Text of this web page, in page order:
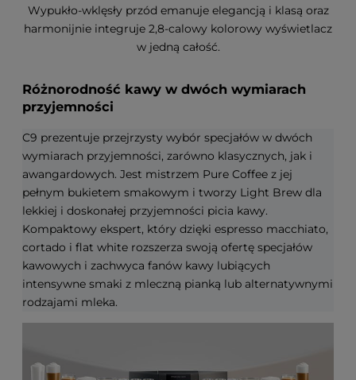
Wypukło-wklęsły przód emanuje elegancją i klasą oraz
harmonijnie integruje 2,8-calowy kolorowy wyświetlacz
w jedną całość.
Różnorodność kawy w dwóch wymiarach
przyjemności
C9 prezentuje przejrzysty wybór specjałów w dwóch
wymiarach przyjemności, zarówno klasycznych, jak i
awangardowych. Jest mistrzem Pure Coffee z jej
pełnym bukietem smakowym i tworzy Light Brew dla
lekkiej i doskonałej przyjemności picia kawy.
Kompaktowy ekspert, który dzięki espresso macchiato,
cortado i flat white rozszerza swoją ofertę specjałów
kawowych i zachwyca fanów kawy lubiących
intensywne smaki z mleczną pianką lub alternatywnymi
rodzajami mleka.